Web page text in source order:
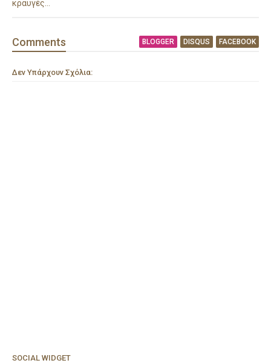
κραυγές…
Comments BLOGGER DISQUS FACEBOOK
Δεν Υπάρχουν Σχόλια:
SOCIAL WIDGET